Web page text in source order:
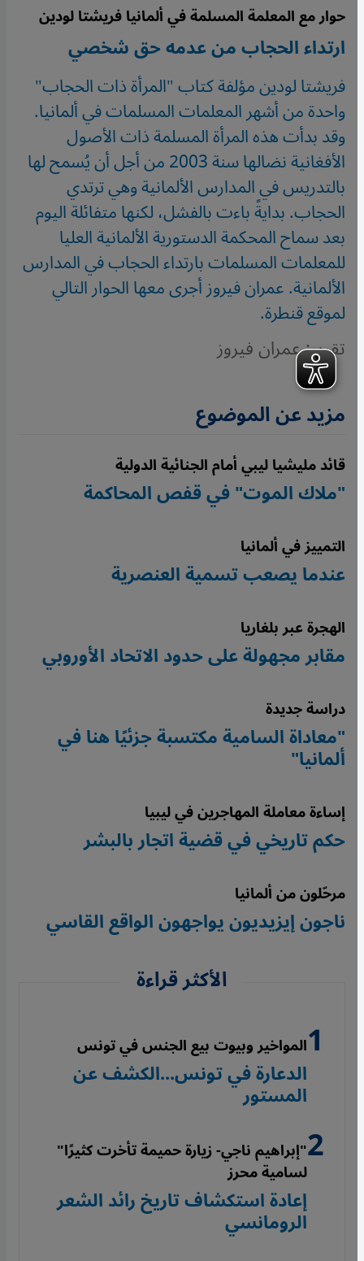
حوار مع المعلمة المسلمة في ألمانيا فريشتا لودين
ارتداء الحجاب من عدمه حق شخصي
فريشتا لودين مؤلفة كتاب "المرأة ذات الحجاب"
واحدة من أشهر المعلمات المسلمات في ألمانيا.
وقد بدأت هذه المرأة المسلمة ذات الأصول
الأفغانية نضالها سنة 2003 من أجل أن يُسمح لها
بالتدريس في المدارس الألمانية وهي ترتدي
الحجاب. بدايةً باءت بالفشل، لكنها متفائلة اليوم
بعد سماح المحكمة الدستورية الألمانية العليا
للمعلمات المسلمات بارتداء الحجاب في المدارس
الألمانية. عمران فيروز أجرى معها الحوار التالي
لموقع قنطرة.
تقرير: عمران فيروز
مزيد عن الموضوع
قائد مليشيا ليبي أمام الجنائية الدولية
"ملاك الموت" في قفص المحاكمة
التمييز في ألمانيا
عندما يصعب تسمية العنصرية
الهجرة عبر بلغاريا
مقابر مجهولة على حدود الاتحاد الأوروبي
دراسة جديدة
"معاداة السامية مكتسبة جزئيًا هنا في
ألمانيا"
إساءة معاملة المهاجرين في ليبيا
حكم تاريخي في قضية اتجار بالبشر
مرحّلون من ألمانيا
ناجون إيزيديون يواجهون الواقع القاسي
الأكثر قراءة
المواخير وبيوت بيع الجنس في تونس
الدعارة في تونس...الكشف عن
المستور
"إبراهيم ناجي- زيارة حميمة تأخرت كثيرًا"
لسامية محرز
إعادة استكشاف تاريخ رائد الشعر
الرومانسي